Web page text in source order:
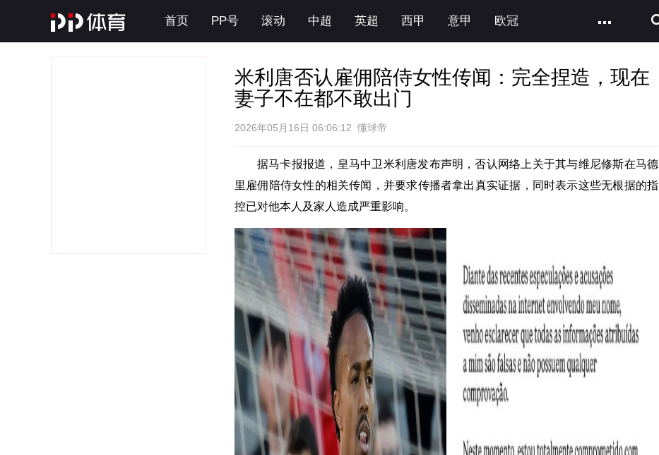
首页 PP号 滚动 中超 英超 西甲 意甲 欧冠
米利唐否认雇佣陪侍女性传闻：完全捏造，现在
妻子不在都不敢出门
2026年05月16日 06:06:12 懂球帝
据马卡报报道，皇马中卫米利唐发布声明，否认网络上关于其与维尼修斯在马德
里雇佣陪侍女性的相关传闻，并要求传播者拿出真实证据，同时表示这些无根据的指
控已对他本人及家人造成严重影响。